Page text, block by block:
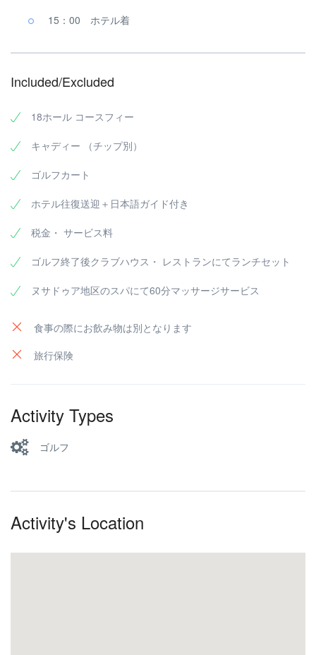
15：00 ホテル着
Included/Excluded
18ホール コースフィー
キャディー （チップ別）
ゴルフカート
ホテル往復送迎＋日本語ガイド付き
税金・ サービス料
ゴルフ終了後クラブハウス・ レストランにてランチセット
ヌサドゥア地区のスパにて60分マッサージサービス
食事の際にお飲み物は別となります
旅行保険
Activity Types
ゴルフ
Activity's Location